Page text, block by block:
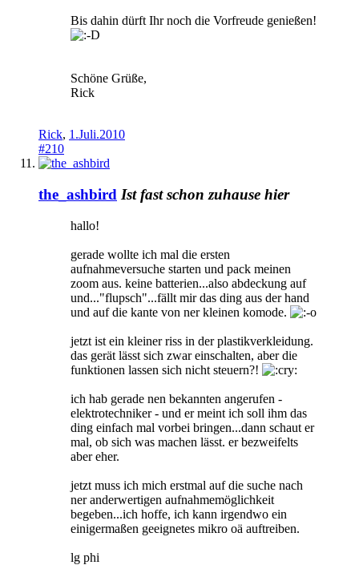
Bis dahin dürft Ihr noch die Vorfreude genießen!
Schöne Grüße,
Rick
Rick, 1.Juli.2010
#210
the_ashbird Ist fast schon zuhause hier
hallo!
gerade wollte ich mal die ersten
aufnahmeversuche starten und pack meinen
zoom aus. keine batterien...also abdeckung auf
und..."flupsch"...fällt mir das ding aus der hand
und auf die kante von ner kleinen komode.
jetzt ist ein kleiner riss in der plastikverkleidung.
das gerät lässt sich zwar einschalten, aber die
funktionen lassen sich nicht steuern?!
ich hab gerade nen bekannten angerufen -
elektrotechniker - und er meint ich soll ihm das
ding einfach mal vorbei bringen...dann schaut er
mal, ob sich was machen lässt. er bezweifelts
aber eher.
jetzt muss ich mich erstmal auf die suche nach
ner anderwertigen aufnahmemöglichkeit
begeben...ich hoffe, ich kann irgendwo ein
einigermaßen geeignetes mikro oä auftreiben.
lg phi